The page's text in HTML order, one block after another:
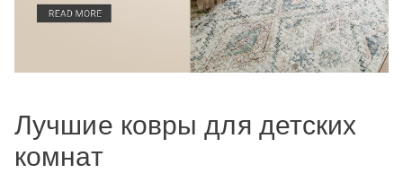
Лучшие ковры для детских
комнат